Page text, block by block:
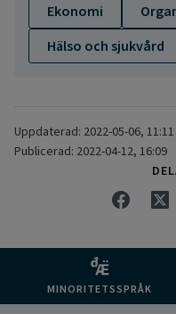
Ekonomi
Hälso och sjukvård
Uppdaterad: 2022-05-06, 11:11
Publicerad: 2022-04-12, 16:09
MINORITETSSPRÅK